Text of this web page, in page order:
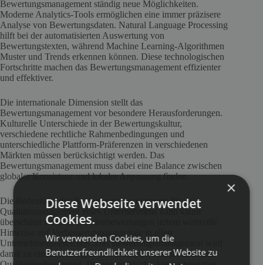
Bewertungsmanagement ständig neue Möglichkeiten.
Moderne Analytics-Tools ermöglichen eine immer präzisere
Analyse von Bewertungsdaten. Natural Language Processing
hilft bei der automatisierten Auswertung von
Bewertungstexten, während Machine Learning-Algorithmen
Muster und Trends erkennen können. Diese technologischen
Fortschritte machen das Bewertungsmanagement effizienter
und effektiver.
Die internationale Dimension stellt das
Bewertungsmanagement vor besondere Herausforderungen.
Kulturelle Unterschiede in der Bewertungskultur,
verschiedene rechtliche Rahmenbedingungen und
unterschiedliche Plattform-Präferenzen in verschiedenen
Märkten müssen berücksichtigt werden. Das
Bewertungsmanagement muss dabei eine Balance zwischen
globaler Konsistenz und lokaler Anpassung finden.
Die Bedeutung des Bewertungsmanagements für das
Qualitätsmanagement eines Unternehmens kann kaum
überschätzt werden. Kundenbewertungen liefern wertvolle
Hinweise auf Verbesserungspotenziale in allen
Unternehmensbereichen. Das Bewertungsmanagement wird
damit zu einem wichtigen Instrument der kontinuierlichen
×
Diese Webseite verwendet
Cookies.
Wir verwenden Cookies, um die
Benutzerfreundlichkeit unserer Website zu